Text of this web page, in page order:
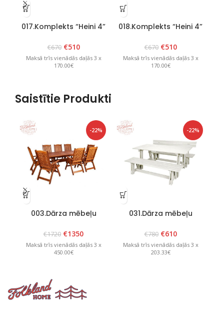
017.Komplekts “Heini 4”
€670 €510
Maksā trīs vienādās daļās 3 x
170.00€
018.Komplekts “Heini 4”
€670 €510
Maksā trīs vienādās daļās 3 x
170.00€
Saistītie Produkti
-22%
003.Dārza mēbeļu
Brūns
€1720 €1350
Maksā trīs vienādās daļās 3 x
450.00€
-22%
031.Dārza mēbeļu
€780 €610
Maksā trīs vienādās daļās 3 x
203.33€